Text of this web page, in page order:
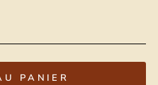
PANIER